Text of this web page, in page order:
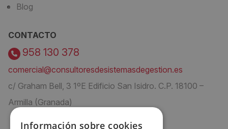
Blog
CONTACTO
958 130 378
comercial@consultoresdesistemasdegestion.es
c/ Graham Bell, 3 1ºE Edificio San Isidro. C.P. 18100 –
Armilla (Granada)
Información sobre cookies